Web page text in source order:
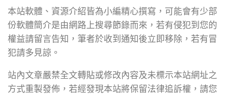
本站軟體、資源介紹皆為小編精心撰寫，可能會有少部
份軟體簡介是由網路上搜尋節錄而來，若有侵犯到您的
權益請留言告知，筆者於收到通知後立即移除，若有冒
犯請多見諒。
站內文章嚴禁全文轉貼或修改內容及未標示本站網址之
方式重製發佈，若經發現本站將保留法律追訴權，請您